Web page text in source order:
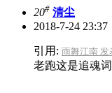
20# 清尘
2018-7-24 23:37
引用: 雨舞江南 发
老跑这是追魂